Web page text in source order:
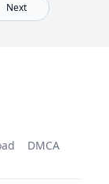
Next
DMCA